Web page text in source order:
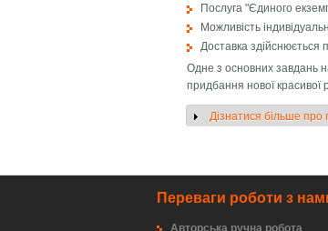
Послуга "Єдиного
Можливість
Доставка здійснюється
Одне з основних завдань
придбання нової красивої
Показать
Дізнатися більше про
Переваги роботи з